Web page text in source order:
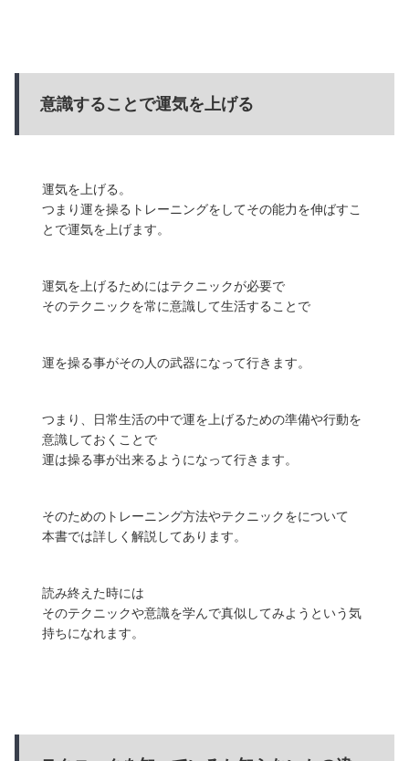
意識することで運気を上げる
運気を上げる。
つまり運を操るトレーニングをしてその能力を伸ばすこ
とで運気を上げます。
運気を上げるためにはテクニックが必要で
そのテクニックを常に意識して生活することで
運を操る事がその人の武器になって行きます。
つまり、日常生活の中で運を上げるための準備や行動を
意識しておくことで
運は操る事が出来るようになって行きます。
そのためのトレーニング方法やテクニックをについて
本書では詳しく解説してあります。
読み終えた時には
そのテクニックや意識を学んで真似してみようという気
持ちになれます。